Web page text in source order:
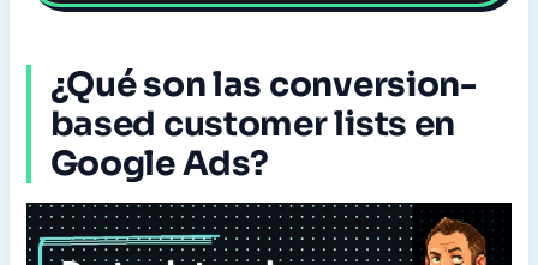
¿Qué son las conversion-
based customer lists en
Google Ads?